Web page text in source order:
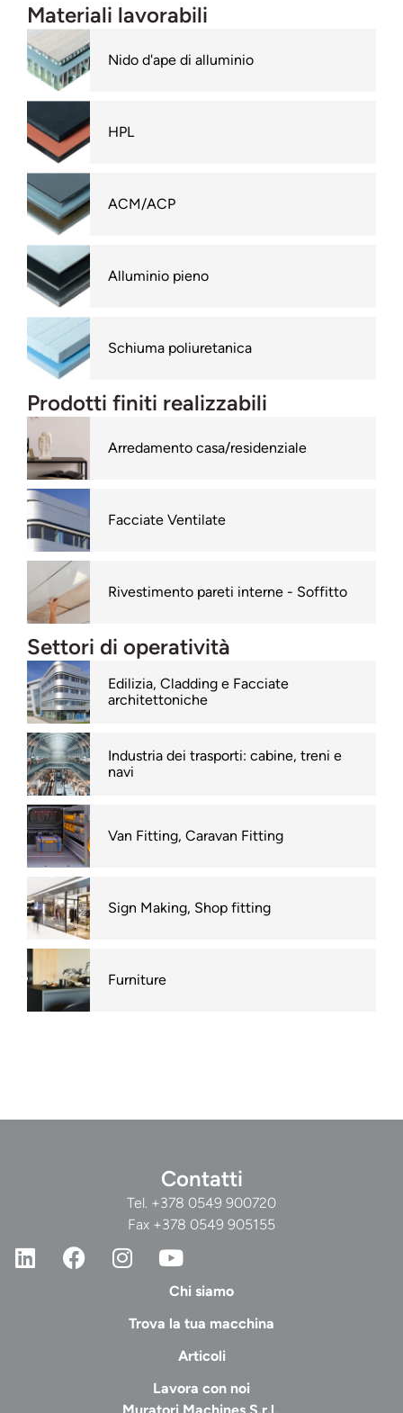
Materiali lavorabili
Nido d'ape di alluminio
HPL
ACM/ACP
Alluminio pieno
Schiuma poliuretanica
Prodotti finiti realizzabili
Arredamento casa/residenziale
Facciate Ventilate
Rivestimento pareti interne - Soffitto
Settori di operatività
Edilizia, Cladding e Facciate
architettoniche
Industria dei trasporti: cabine, treni e
navi
Van Fitting, Caravan Fitting
Sign Making, Shop fitting
Furniture
Chi siamo
Trova la tua macchina
Articoli
Lavora con noi
Contatti
Tel. +378 0549 900720
Fax +378 0549 905155